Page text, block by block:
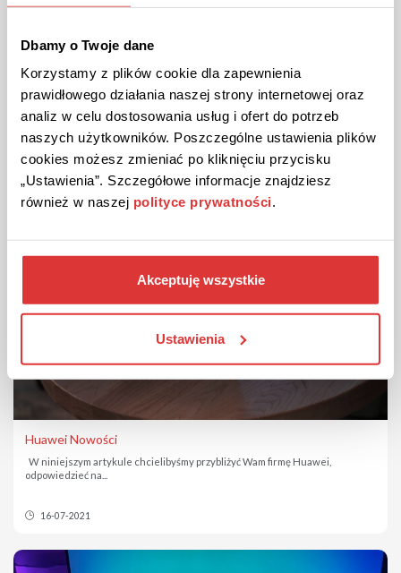
Dbamy o Twoje dane
Korzystamy z plików cookie dla zapewnienia
prawidłowego działania naszej strony internetowej oraz
analiz w celu dostosowania usług i ofert do potrzeb
naszych użytkowników. Poszczególne ustawienia plików
cookies możesz zmieniać po kliknięciu przycisku
„Ustawienia”. Szczegółowe informacje znajdziesz
również w naszej polityce prywatności.
Akceptuję wszystkie
Ustawienia
Zastosowanie dronów w dzisiejszym świecie jest ogromne. Używane są
zarówno do...
31-08-2021
Huawei Nowości
W niniejszym artykule chcielibyśmy przybliżyć Wam firmę Huawei,
odpowiedzieć na...
16-07-2021